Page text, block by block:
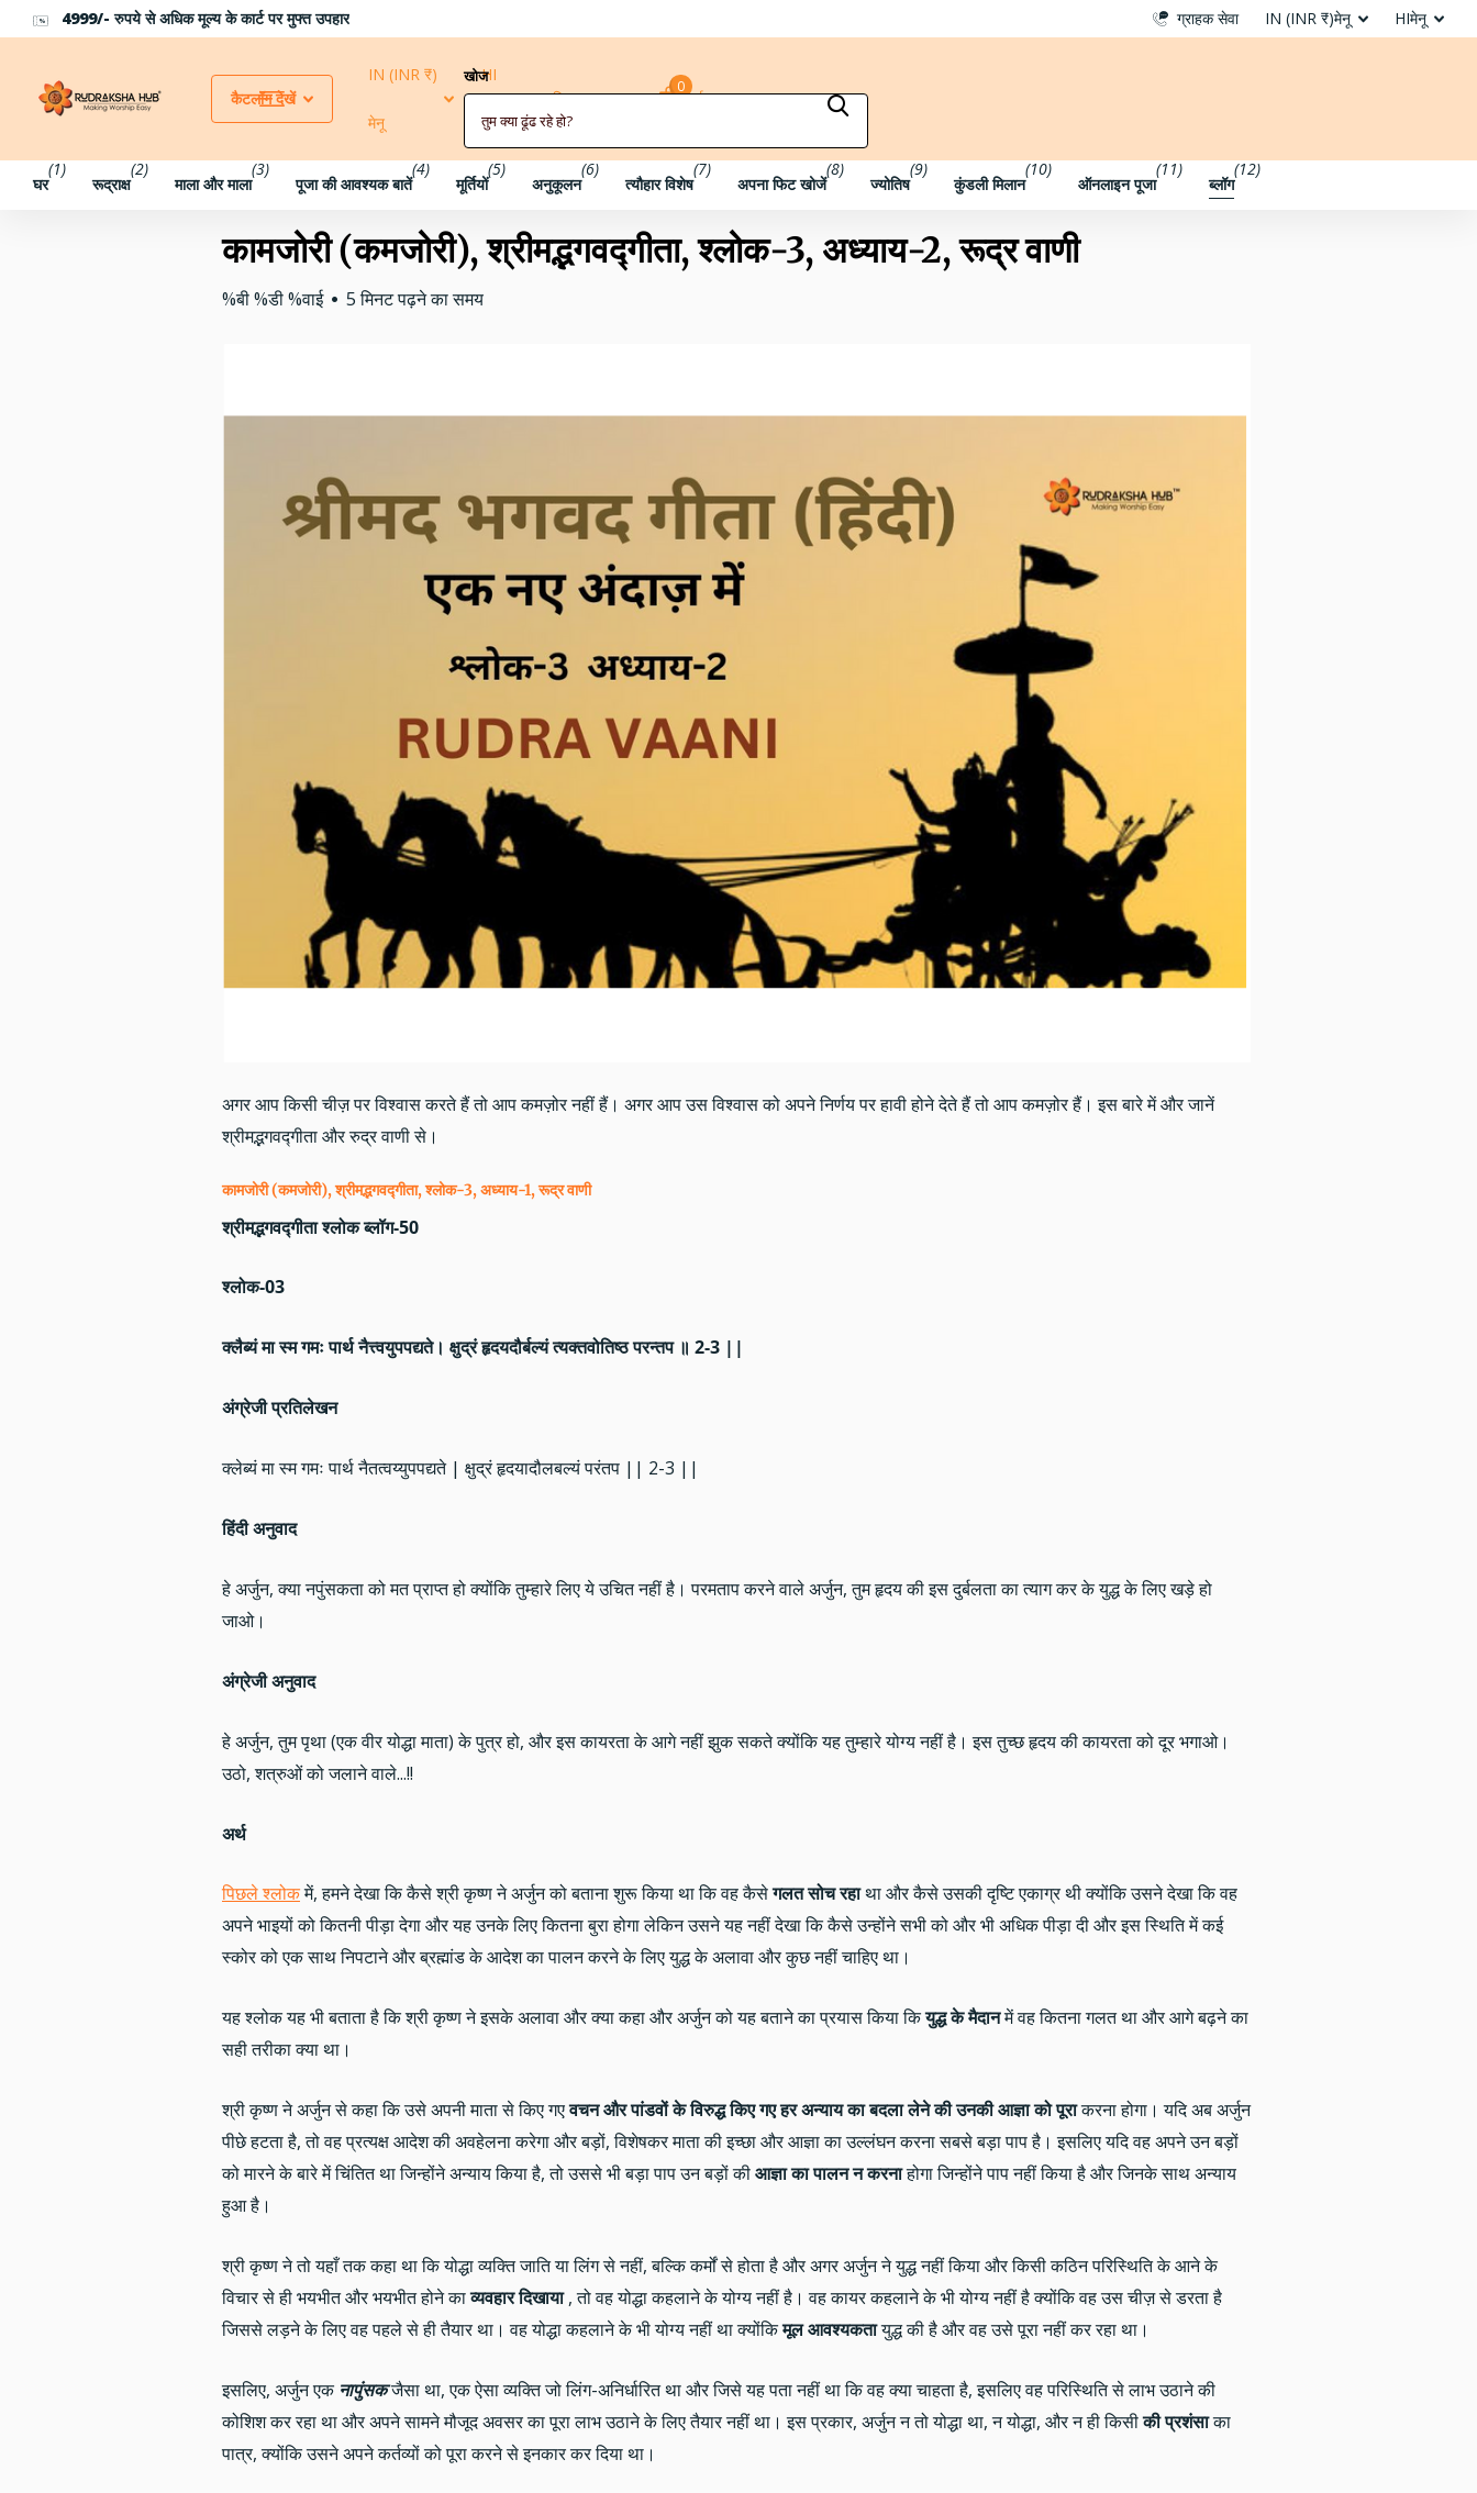
500 रुपये से अधिक की खरीदारी पर 10% छूट के लिए कूपन कोड RH10 का उपयोग करें ग्राहक सेवा IN (INR ₹)मेनू HIमेनू
कैटलॉग देखें
खोज
IN (INR ₹)
मेनू
HI
मेनू
दाखिल करना कार्ट
0
घर
(1)
रूद्राक्ष
(2)
माला और माला
(3)
पूजा की आवश्यक बातें
(4)
मूर्तियों
(5)
अनुकूलन
(6)
त्यौहार विशेष
(7)
अपना फिट खोजें
(8)
ज्योतिष
(9)
कुंडली मिलान
(10)
ऑनलाइन पूजा
(11)
ब्लॉग
(12)
कामजोरी (कमजोरी), श्रीमद्भगवद्गीता, श्लोक-3, अध्याय-2, रूद्र वाणी
%बी %डी %वाई 5 मिनट पढ़ने का समय
अगर आप किसी चीज़ पर विश्वास करते हैं तो आप कमज़ोर नहीं हैं। अगर आप उस विश्वास को अपने निर्णय पर हावी होने देते हैं तो आप कमज़ोर हैं। इस बारे में और जानें
श्रीमद्भगवद्गीता और रुद्र वाणी से।
कामजोरी (कमजोरी), श्रीमद्भगवद्गीता, श्लोक-3, अध्याय-1, रूद्र वाणी
श्रीमद्भगवद्गीता श्लोक ब्लॉग-50
श्लोक-03
क्लैब्यं मा स्म गमः पार्थ नैत्त्वयुपपद्यते। क्षुद्रं हृदयदौर्बल्यं त्यक्तवोतिष्ठ परन्तप ॥ 2-3 ||
अंग्रेजी प्रतिलेखन
क्लेब्यं मा स्म गमः पार्थ नैतत्वय्युपपद्यते | क्षुद्रं हृदयादौलबल्यं परंतप || 2-3 ||
हिंदी अनुवाद
हे अर्जुन, क्या नपुंसकता को मत प्राप्त हो क्योंकि तुम्हारे लिए ये उचित नहीं है। परमताप करने वाले अर्जुन, तुम हृदय की इस दुर्बलता का त्याग कर के युद्ध के लिए खड़े हो
जाओ।
अंग्रेजी अनुवाद
हे अर्जुन, तुम पृथा (एक वीर योद्धा माता) के पुत्र हो, और इस कायरता के आगे नहीं झुक सकते क्योंकि यह तुम्हारे योग्य नहीं है। इस तुच्छ हृदय की कायरता को दूर भगाओ।
उठो, शत्रुओं को जलाने वाले...!!
अर्थ
पिछले श्लोकमें, हमने देखा कि कैसे श्री कृष्ण ने अर्जुन को बताना शुरू किया था कि वह कैसेगलत सोच रहाथा और कैसे उसकी दृष्टि एकाग्र थी क्योंकि उसने देखा कि वह
अपने भाइयों को कितनी पीड़ा देगा और यह उनके लिए कितना बुरा होगा लेकिन उसने यह नहीं देखा कि कैसे उन्होंने सभी को और भी अधिक पीड़ा दी और इस स्थिति में कई
स्कोर को एक साथ निपटाने और ब्रह्मांड के आदेश का पालन करने के लिए युद्ध के अलावा और कुछ नहीं चाहिए था।
यह श्लोक यह भी बताता है कि श्री कृष्ण ने इसके अलावा और क्या कहा और अर्जुन को यह बताने का प्रयास किया कियुद्ध के मैदानमें वह कितना गलत था और आगे बढ़ने का
सही तरीका क्या था।
श्री कृष्ण ने अर्जुन से कहा कि उसे अपनी माता से किए गएवचन और पांडवों के विरुद्ध किए गए हर अन्याय का बदला लेने की उनकी आज्ञा को पूराकरना होगा। यदि अब अर्जुन
पीछे हटता है, तो वह प्रत्यक्ष आदेश की अवहेलना करेगा और बड़ों, विशेषकर माता की इच्छा और आज्ञा का उल्लंघन करना सबसे बड़ा पाप है। इसलिए यदि वह अपने उन बड़ों
को मारने के बारे में चिंतित था जिन्होंने अन्याय किया है, तो उससे भी बड़ा पाप उन बड़ों कीआज्ञा का पालन न करनाहोगा जिन्होंने पाप नहीं किया है और जिनके साथ अन्याय
हुआ है।
श्री कृष्ण ने तो यहाँ तक कहा था कि योद्धा व्यक्ति जाति या लिंग से नहीं, बल्कि कर्मों से होता है और अगर अर्जुन ने युद्ध नहीं किया और किसी कठिन परिस्थिति के आने के
विचार से ही भयभीत और भयभीत होने काव्यवहार दिखाया, तो वह योद्धा कहलाने के योग्य नहीं है। वह कायर कहलाने के भी योग्य नहीं है क्योंकि वह उस चीज़ से डरता है
जिससे लड़ने के लिए वह पहले से ही तैयार था। वह योद्धा कहलाने के भी योग्य नहीं था क्योंकिमूल आवश्यकतायुद्ध की है और वह उसे पूरा नहीं कर रहा था।
इसलिए, अर्जुन एक नापुंसकजैसा था, एक ऐसा व्यक्ति जो लिंग-अनिर्धारित था और जिसे यह पता नहीं था कि वह क्या चाहता है, इसलिए वह परिस्थिति से लाभ उठाने की
कोशिश कर रहा था और अपने सामने मौजूद अवसर का पूरा लाभ उठाने के लिए तैयार नहीं था। इस प्रकार, अर्जुन न तो योद्धा था, न योद्धा, और न ही किसीकी प्रशंसाका
पात्र, क्योंकि उसने अपने कर्तव्यों को पूरा करने से इनकार कर दिया था।